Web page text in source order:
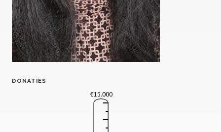
DONATIES
€15,000